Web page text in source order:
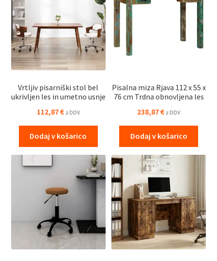
Vrtljiv pisarniški stol bel
ukrivljen les in umetno usnje
112,87€ z DDV
Dodaj v košarico
Pisalna miza Rjava 112 x 55 x
76 cm Trdna obnovljena les
238,87€ z DDV
Dodaj v košarico